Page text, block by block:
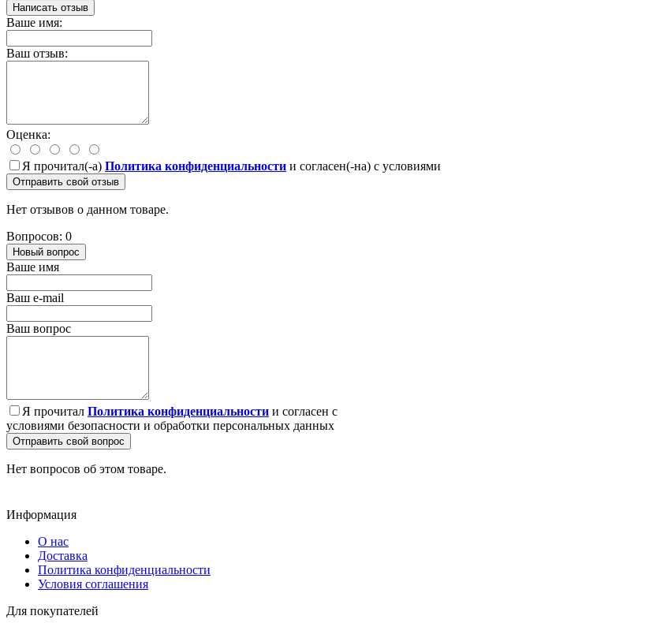
Написать отзыв
Ваше имя:
Ваш отзыв:
Оценка:
Я прочитал(-а) Политика конфиденциальности и согласен(-на) с условиями
Отправить свой отзыв
Нет отзывов о данном товаре.
Вопросов: 0
Новый вопрос
Ваше имя
Ваш e-mail
Ваш вопрос
Я прочитал Политика конфиденциальности и согласен с
условиями безопасности и обработки персональных данных
Отправить свой вопрос
Нет вопросов об этом товаре.
Информация
О нас
Доставка
Политика конфиденциальности
Условия соглашения
Для покупателей